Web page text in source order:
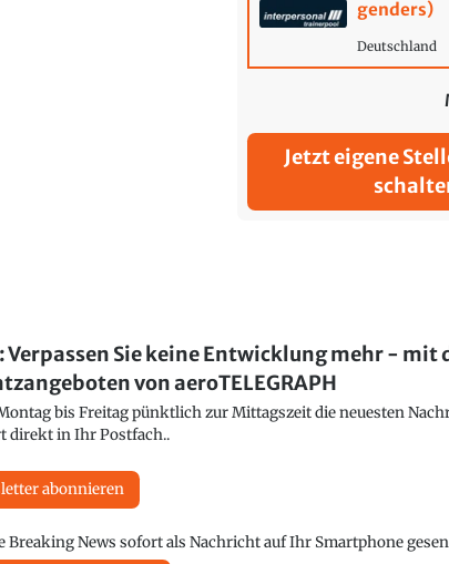
genders)
Deutschland
Jetzt eigene
Sie keine Entwicklung mehr - mit
von aeroTELEGRAPH
bis Freitag pünktlich zur Mittagszeit die neuesten
direkt in Ihr Postfach..
abonnieren
News sofort als Nachricht auf Ihr Smartphone